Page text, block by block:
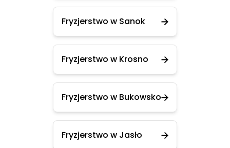
Fryzjerstwo w Sanok
Fryzjerstwo w Krosno
Fryzjerstwo w Bukowsko
Fryzjerstwo w Jasło